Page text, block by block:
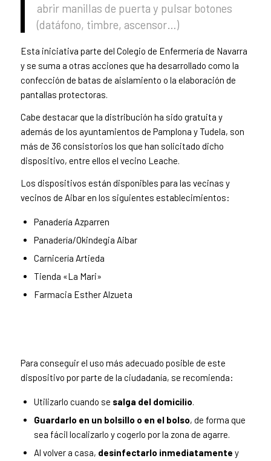
abrir manillas de puerta y pulsar botones
(datáfono, timbre, ascensor…)
Esta iniciativa parte del Colegio de Enfermería de Navarra
y se suma a otras acciones que ha desarrollado como la
confección de batas de aislamiento o la elaboración de
pantallas protectoras.
Cabe destacar que la distribución ha sido gratuita y
además de los ayuntamientos de Pamplona y Tudela, son
más de 36 consistorios los que han solicitado dicho
dispositivo, entre ellos el vecino Leache.
Los dispositivos están disponibles para las vecinas y
vecinos de Aibar en los siguientes establecimientos:
Panadería Azparren
Panadería/Okindegia Aibar
Carnicería Artieda
Tienda «La Mari»
Farmacia Esther Alzueta
Para conseguir el uso más adecuado posible de este
dispositivo por parte de la ciudadanía, se recomienda:
Utilizarlo cuando se salga del domicilio.
Guardarlo en un bolsillo o en el bolso, de forma que
sea fácil localizarlo y cogerlo por la zona de agarre.
Al volver a casa, desinfectarlo inmediatamente y